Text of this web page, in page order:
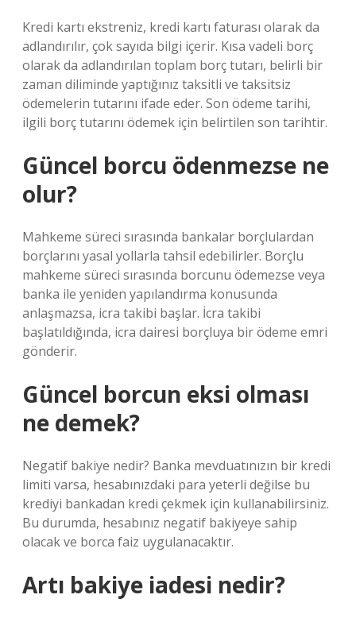
Kredi kartı ekstreniz, kredi kartı faturası olarak da
adlandırılır, çok sayıda bilgi içerir. Kısa vadeli borç
olarak da adlandırılan toplam borç tutarı, belirli bir
zaman diliminde yaptığınız taksitli ve taksitsiz
ödemelerin tutarını ifade eder. Son ödeme tarihi,
ilgili borç tutarını ödemek için belirtilen son tarihtir.
Güncel borcu ödenmezse ne
olur?
Mahkeme süreci sırasında bankalar borçlulardan
borçlarını yasal yollarla tahsil edebilirler. Borçlu
mahkeme süreci sırasında borcunu ödemezse veya
banka ile yeniden yapılandırma konusunda
anlaşmazsa, icra takibi başlar. İcra takibi
başlatıldığında, icra dairesi borçluya bir ödeme emri
gönderir.
Güncel borcun eksi olması
ne demek?
Negatif bakiye nedir? Banka mevduatınızın bir kredi
limiti varsa, hesabınızdaki para yeterli değilse bu
krediyi bankadan kredi çekmek için kullanabilirsiniz.
Bu durumda, hesabınız negatif bakiyeye sahip
olacak ve borca ​​faiz uygulanacaktır.
Artı bakiye iadesi nedir?